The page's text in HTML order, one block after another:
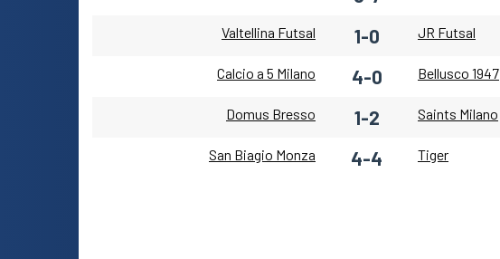
Valtellina Futsal 1-0 JR Futsal
Calcio a 5 Milano 4-0 Bellusco 1947
Domus Bresso 1-2 Saints Milano
San Biagio Monza 4-4 Tiger